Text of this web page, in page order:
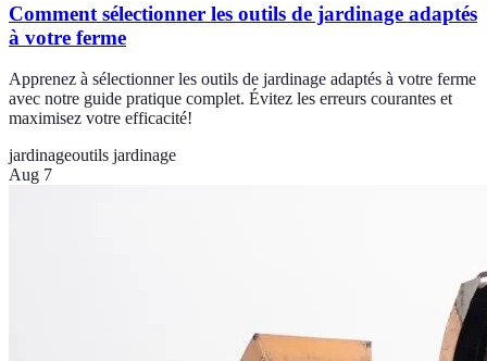
Comment sélectionner les outils de jardinage adaptés
à votre ferme
Apprenez à sélectionner les outils de jardinage adaptés à votre ferme
avec notre guide pratique complet. Évitez les erreurs courantes et
maximisez votre efficacité!
jardinageoutils jardinage
Aug 7